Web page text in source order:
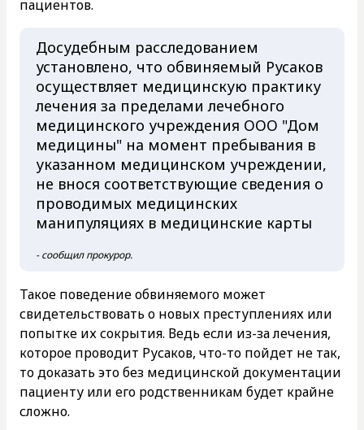
пациентов.
Досудебным расследованием
установлено, что обвиняемый Русаков
осуществляет медицинскую практику
лечения за пределами лечебного
медицинского учреждения ООО "Дом
медицины" на момент пребывания в
указанном медицинском учреждении,
не внося соответствующие сведения о
проводимых медицинских
манипуляциях в медицинские карты
- сообщил прокурор.
Такое поведение обвиняемого может
свидетельствовать о новых преступлениях или
попытке их сокрытия. Ведь если из-за лечения,
которое проводит Русаков, что-то пойдет не так,
то доказать это без медицинской документации
пациенту или его родственникам будет крайне
сложно.